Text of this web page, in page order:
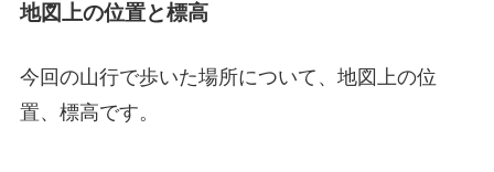
地図上の位置と標高
今回の山行で歩いた場所について、地図上の位
置、標高です。